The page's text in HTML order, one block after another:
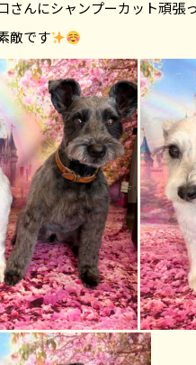
さんにシャンプーカット頑張
敵です